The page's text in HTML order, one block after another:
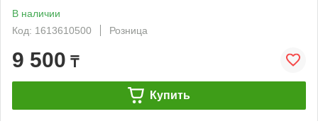
В наличии
Код: 1613610500
Розница
9 500 ₸
Купить